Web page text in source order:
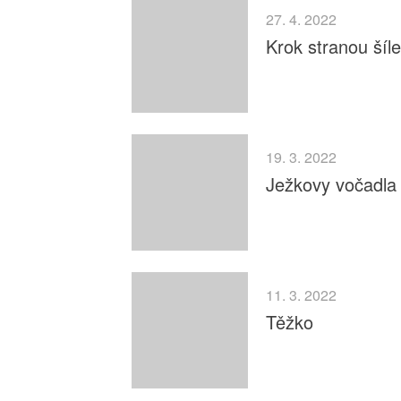
27. 4. 2022
Krok stranou
19. 3. 2022
Ježkovy vočadla
11. 3. 2022
Těžko